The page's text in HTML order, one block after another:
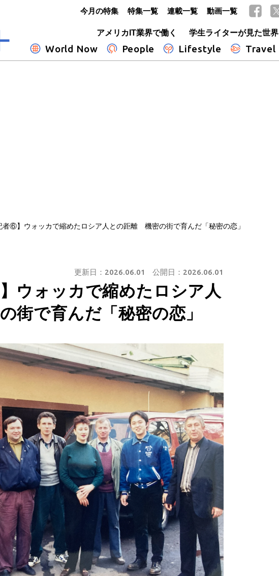
アメリカIT業界で働く
学生ライターが見た世界
World Now People Lifestyle Travel
今月の特集 特集一覧 連載一覧 動画一覧
者⑥】ウォッカで縮めたロシア人との距離 機密の街で育んだ「秘密の恋」
ウォッカで縮めたロシア人
街で育んだ「秘密の恋」
更新日： 2026.06.01 公開日： 2026.06.01